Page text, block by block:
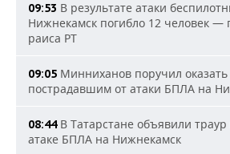
09:53 В результате атаки
Нижнекамск погибло 12 человек —
раиса РТ
09:05 Минниханов поручил
пострадавшим от атаки БПЛА на
08:44В Татарстане объявили
атаке БПЛА на Нижнекамск